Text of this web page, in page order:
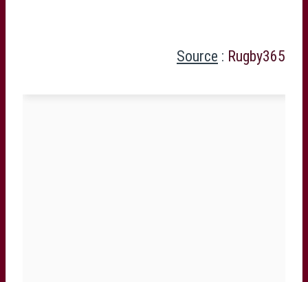
Source : Rugby365